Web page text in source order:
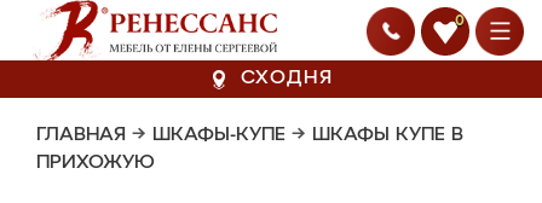
0
СХОДНЯ
ГЛАВНАЯ → ШКАФЫ-КУПЕ → ШКАФЫ КУПЕ В
ПРИХОЖУЮ